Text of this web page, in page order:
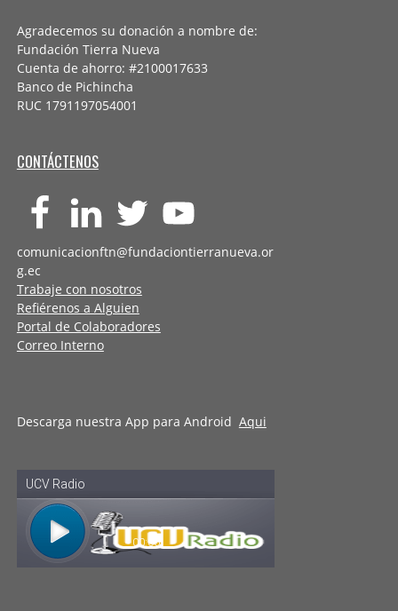
Agradecemos su donación a nombre de:
Fundación Tierra Nueva
Cuenta de ahorro: #2100017633
Banco de Pichincha
RUC 1791197054001
CONTÁCTENOS
comunicacionftn@fundaciontierranueva.or
g.ec
Trabaje con nosotros
Refiérenos a Alguien
Portal de Colaboradores
Correo Interno
Descarga nuestra App para Android Aqui